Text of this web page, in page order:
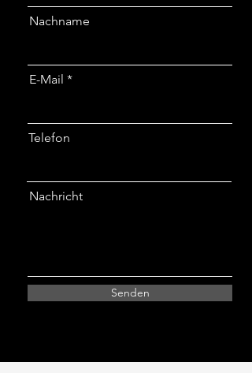
Nachname
E-Mail
Telefon
Nachricht
Senden